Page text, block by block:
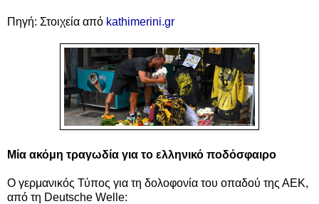
Πηγή: Στοιχεία από kathimerini.gr
Μία ακόμη τραγωδία για το ελληνικό ποδόσφαιρο
Ο γερμανικός Τύπος για τη δολοφονία του οπαδού της ΑΕΚ,
από τη Deutsche Welle: